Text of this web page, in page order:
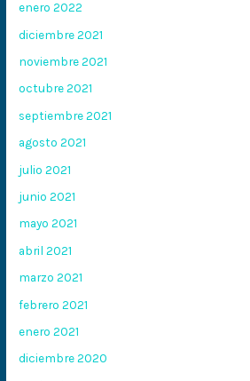
enero 2022
diciembre 2021
noviembre 2021
octubre 2021
septiembre 2021
agosto 2021
julio 2021
junio 2021
mayo 2021
abril 2021
marzo 2021
febrero 2021
enero 2021
diciembre 2020